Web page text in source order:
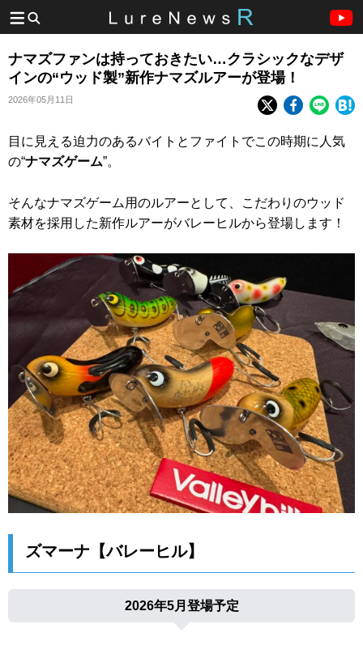
ナマズファンは持っておきたい…クラシックなデザ
インの“ウッド製”新作ナマズルアーが登場！
2026年05月11日
目に見える迫力のあるバイトとファイトでこの時期に人気
の“ナマズゲーム”。
そんなナマズゲーム用のルアーとして、こだわりのウッド
素材を採用した新作ルアーがバレーヒルから登場します！
ズマーナ【バレーヒル】
2026年5月登場予定